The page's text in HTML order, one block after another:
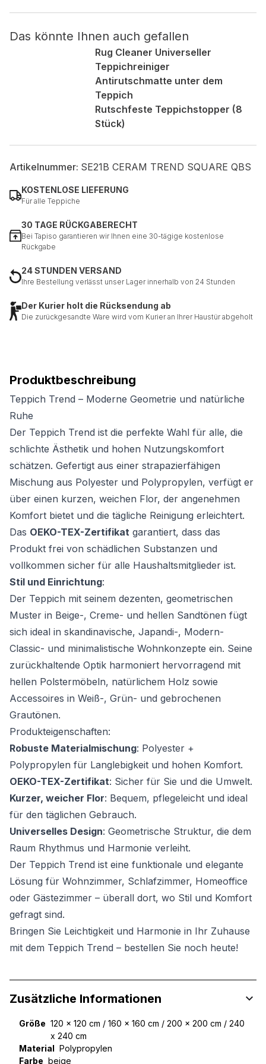
Produktbeschreibung
Teppich Trend – Moderne Geometrie und natürliche
Ruhe
Der Teppich Trend ist die perfekte Wahl für alle, die
schlichte Ästhetik und hohen Nutzungskomfort
schätzen. Gefertigt aus einer strapazierfähigen
Mischung aus Polyester und Polypropylen, verfügt er
über einen kurzen, weichen Flor, der angenehmen
Komfort bietet und die tägliche Reinigung erleichtert.
Das OEKO-TEX-Zertifikat garantiert, dass das
Produkt frei von schädlichen Substanzen und
vollkommen sicher für alle Haushaltsmitglieder ist.
Stil und Einrichtung:
Der Teppich mit seinem dezenten, geometrischen
Muster in Beige-, Creme- und hellen Sandtönen fügt
sich ideal in skandinavische, Japandi-, Modern-
Classic- und minimalistische Wohnkonzepte ein. Seine
zurückhaltende Optik harmoniert hervorragend mit
hellen Polstermöbeln, natürlichem Holz sowie
Accessoires in Weiß-, Grün- und gebrochenen
Grautönen.
Produkteigenschaften:
Robuste Materialmischung: Polyester +
Polypropylen für Langlebigkeit und hohen Komfort.
OEKO-TEX-Zertifikat: Sicher für Sie und die Umwelt.
Kurzer, weicher Flor: Bequem, pflegeleicht und ideal
für den täglichen Gebrauch.
Universelles Design: Geometrische Struktur, die dem
Raum Rhythmus und Harmonie verleiht.
Der Teppich Trend ist eine funktionale und elegante
Lösung für Wohnzimmer, Schlafzimmer, Homeoffice
oder Gästezimmer – überall dort, wo Stil und Komfort
gefragt sind.
Bringen Sie Leichtigkeit und Harmonie in Ihr Zuhause
mit dem Teppich Trend – bestellen Sie noch heute!
Das könnte Ihnen auch gefallen
Rug Cleaner Universeller
Teppichreiniger
Antirutschmatte unter dem
Teppich
Rutschfeste Teppichstopper (8
Stück)
Artikelnummer: SE21B CERAM TREND SQUARE QBS
KOSTENLOSE LIEFERUNG
Für alle Teppiche
30 TAGE RÜCKGABERECHT
Bei Tapiso garantieren wir Ihnen eine 30-tägige kostenlose
Rückgabe
24 STUNDEN VERSAND
Ihre Bestellung verlässt unser Lager innerhalb von 24 Stunden
Der Kurier holt die Rücksendung ab
Die zurückgesandte Ware wird vom Kurier an Ihrer Haustür abgeholt
Zusätzliche Informationen
Größe 120 x 120 cm / 160 x 160 cm / 200 x 200 cm / 240
x 240 cm
Material Polypropylen
Farbe beige
Nicht kategorisiert.
Andere nicht kategorisierte Cookies sind solche, die
analysiert werden und noch keiner Kategorie zugeordnet
Alle ablehnen
Alle akzeptieren